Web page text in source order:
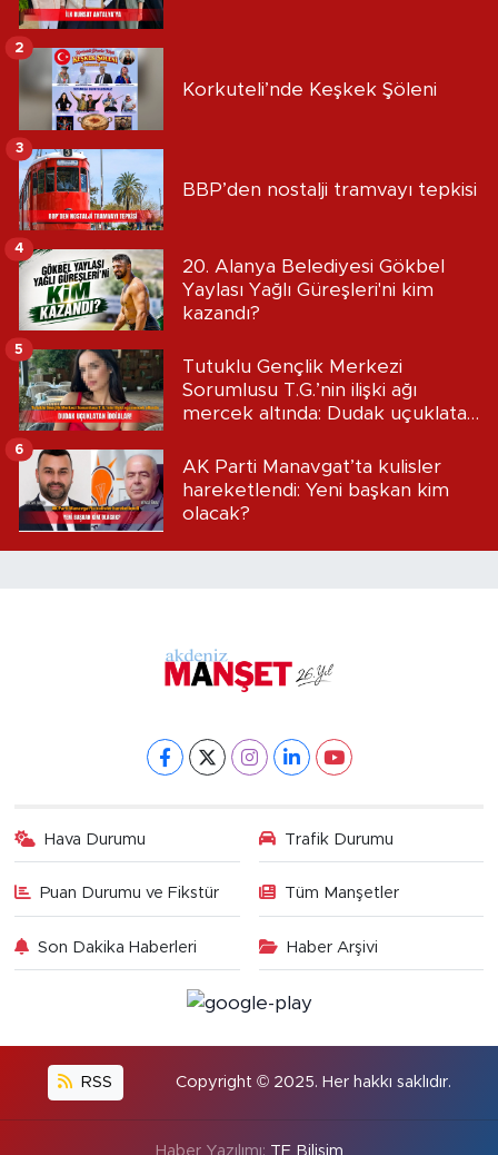
Korkuteli’nde Keşkek Şöleni
2
BBP’den nostalji tramvayı tepkisi
3
20. Alanya Belediyesi Gökbel
Yaylası Yağlı Güreşleri'ni kim
kazandı?
4
Tutuklu Gençlik Merkezi
Sorumlusu T.G.’nin ilişki ağı
mercek altında: Dudak uçuklatan
5
AK Parti Manavgat’ta kulisler
hareketlendi: Yeni başkan kim
olacak?
6
Hava Durumu Trafik Durumu
Puan Durumu ve Fikstür Tüm Manşetler
Son Dakika Haberleri Haber Arşivi
RSS Copyright © 2025. Her hakkı saklıdır.
Haber Yazılımı: TE Bilişim